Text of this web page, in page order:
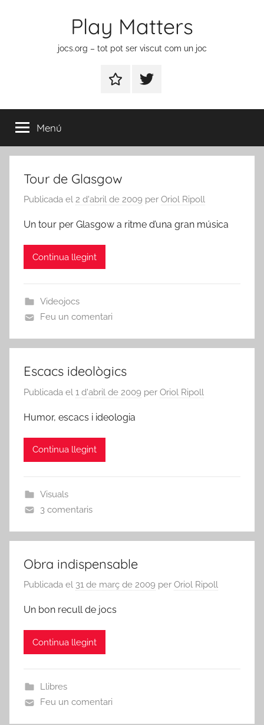
Play Matters
jocs.org – tot pot ser viscut com un joc
ContactarElement
menú
Menú
Tour de Glasgow
Publicada el 2 d'abril de 2009 per Oriol Ripoll
Un tour per Glasgow a ritme d’una gran música
Continua llegint
Videojocs
Feu un comentari
Escacs ideològics
Publicada el 1 d'abril de 2009 per Oriol Ripoll
Humor, escacs i ideologia
Continua llegint
Visuals
3 comentaris
Obra indispensable
Publicada el 31 de març de 2009 per Oriol Ripoll
Un bon recull de jocs
Continua llegint
Llibres
Feu un comentari